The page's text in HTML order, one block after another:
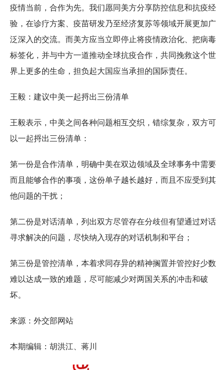
疫情当前，合作为先。我们愿同美方分享防控信息和抗疫经
验，在诊疗方案、疫苗研发乃至经济复苏等领域开展更加广
泛深入的交流。而美方应当立即停止将疫情政治化、把病毒
标签化，并与中方一道推动全球抗疫合作，共同挽救这个世
界上更多的生命，担负起大国应当承担的国际责任。
王毅：建议中美一起捋出三份清单
王毅表示，中美之间各种问题相互交织，错综复杂，双方可
以一起捋出三份清单：
第一份是合作清单，明确中美在双边领域及全球事务中需要
而且能够合作的事项，这份单子越长越好，而且不应受到其
他问题的干扰；
第二份是对话清单，列出双方尽管存在分歧但有望通过对话
寻求解决的问题，尽快纳入现存的对话机制和平台；
第三份是管控清单，本着求同存异的精神搁置并管控好少数
难以达成一致的难题，尽可能减少对两国关系的冲击和破
坏。
来源：外交部网站
本期编辑：胡洪江、蒋川